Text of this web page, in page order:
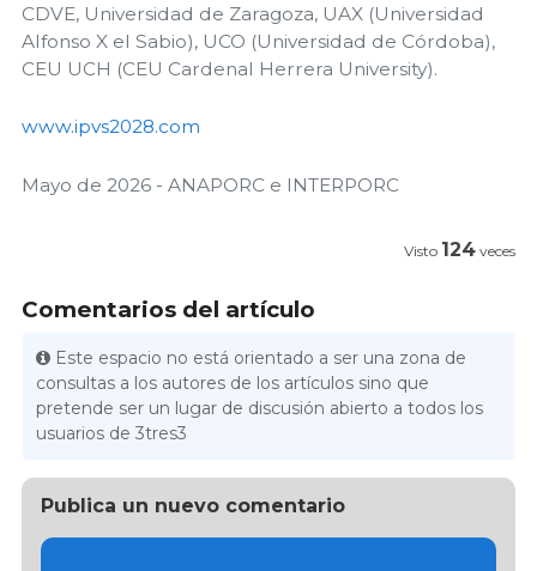
CDVE, Universidad de Zaragoza, UAX (Universidad
Alfonso X el Sabio), UCO (Universidad de Córdoba),
CEU UCH (CEU Cardenal Herrera University).
www.ipvs2028.com
Mayo de 2026 - ANAPORC e INTERPORC
Visto 124 veces
Comentarios del artículo
Este espacio no está orientado a ser una zona de
consultas a los autores de los artículos sino que
pretende ser un lugar de discusión abierto a todos los
usuarios de 3tres3
Publica un nuevo comentario